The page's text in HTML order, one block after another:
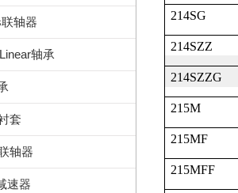
轴器
轴承
套
轴器
速器
214SG
214SZZ
214SZZG
215M
215MF
215MFF